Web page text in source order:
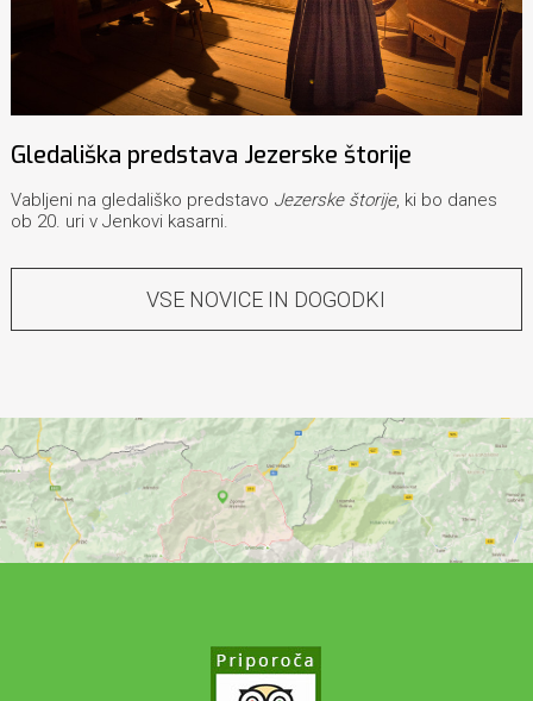
Gledališka predstava Jezerske štorije
Vabljeni na gledališko predstavo Jezerske štorije, ki bo danes
ob 20. uri v Jenkovi kasarni.
VSE NOVICE IN DOGODKI